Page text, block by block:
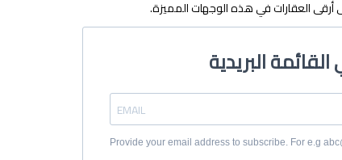
العقارات في هذه الوجهات المميزة.
Provide your email address to subscribe. For e.g